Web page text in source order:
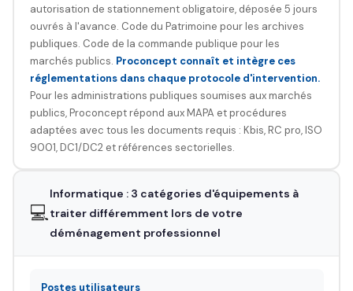
autorisation de stationnement obligatoire, déposée 5 jours
ouvrés à l'avance. Code du Patrimoine pour les archives
publiques. Code de la commande publique pour les
marchés publics. Proconcept connaît et intègre ces
réglementations dans chaque protocole d'intervention.
Pour les administrations publiques soumises aux marchés
publics, Proconcept répond aux MAPA et procédures
adaptées avec tous les documents requis : Kbis, RC pro, ISO
9001, DC1/DC2 et références sectorielles.
💻
Informatique : 3 catégories d'équipements à
traiter différemment lors de votre
déménagement professionnel
Postes utilisateurs